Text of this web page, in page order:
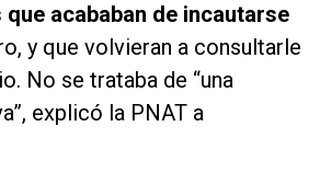
acababan de incautarse
y que volvieran a consultarle
No se trataba de “una
explicó la PNAT a